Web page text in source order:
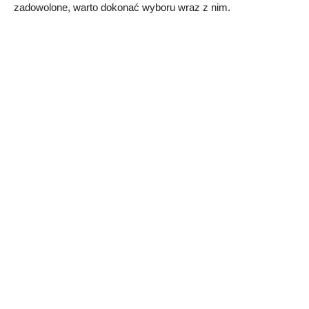
zadowolone, warto dokonać wyboru wraz z nim.